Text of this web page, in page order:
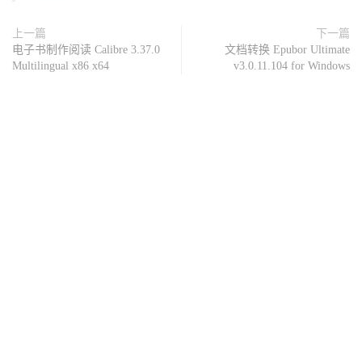
上一篇
电子书制作阅读 Calibre 3.37.0
Multilingual x86 x64
下一篇
文档转换 Epubor Ultimate
v3.0.11.104 for Windows